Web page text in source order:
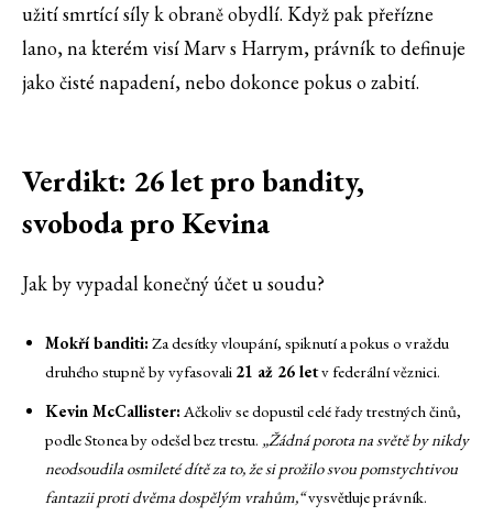
užití smrtící síly k obraně obydlí. Když pak přeřízne
lano, na kterém visí Marv s Harrym, právník to definuje
jako čisté napadení, nebo dokonce pokus o zabití.
Verdikt: 26 let pro bandity,
svoboda pro Kevina
Jak by vypadal konečný účet u soudu?
Mokří banditi: Za desítky vloupání, spiknutí a pokus o vraždu
druhého stupně by vyfasovali 21 až 26 letv federální věznici.
Kevin McCallister:Ačkoliv se dopustil celé řady trestných činů,
podle Stonea by odešel bez trestu. „Žádná porota na světě by nikdy
neodsoudila osmileté dítě za to, že si prožilo svou pomstychtivou
fantazii proti dvěma dospělým vrahům,“vysvětluje právník.